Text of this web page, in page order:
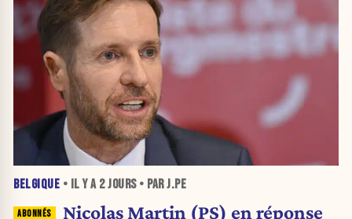
BELGIQUE • IL Y A 2 JOURS• PAR J.PE
Nicolas Martin (PS) en réponse